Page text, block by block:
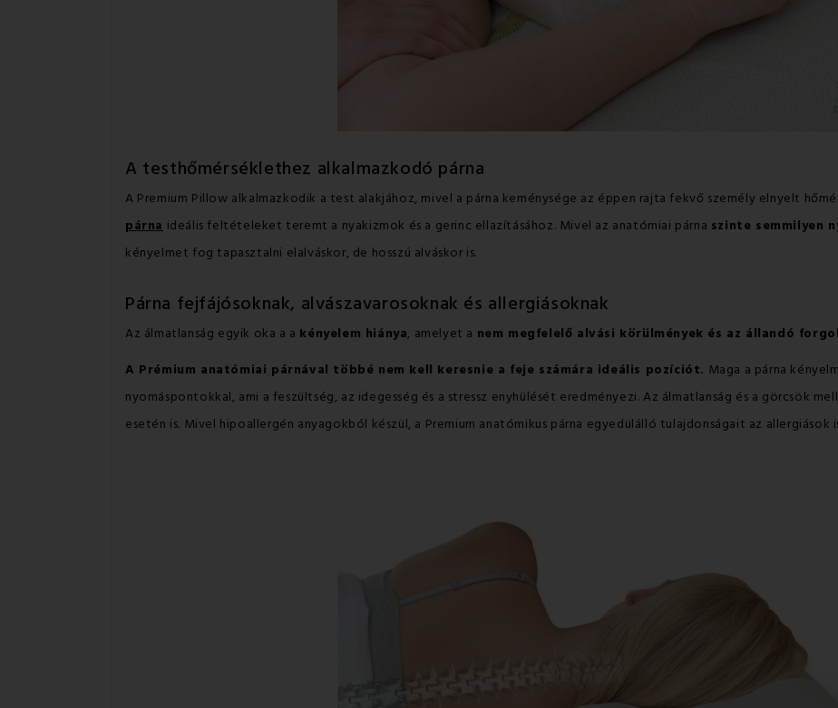
A testhőmérséklethez alkalmazkodó párna
A Premium Pillow alkalmazkodik a test alakjához, mivel a párna keménysége az éppen rajta fekvő személy elnyelt
párna ideális feltételeket teremt a nyakizmok és a gerinc ellazításához. Mivel az anatómiai párna szinte semmilyen
kényelmet fog tapasztalni elalváskor, de hosszú alváskor is.
Párna fejfájósoknak, alvászavarosoknak és allergiásoknak
Az álmatlanság egyik oka a a kényelem hiánya, amelyet a nem megfelelő alvási körülmények és az állandó
A Prémium anatómiai párnával többé nem kell keresnie a feje számára ideális pozíciót. Maga a párna
nyomáspontokkal, ami a feszültség, az idegesség és a stressz enyhülését eredményezi. Az álmatlanság és a görcsök
esetén is. Mivel hipoallergén anyagokból készül, a Premium anatómikus párna egyedülálló tulajdonságait az allergiások